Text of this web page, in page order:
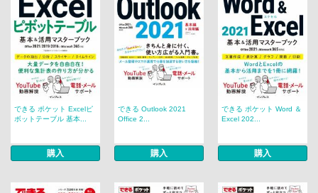
できる ポケット Excelピ
ボットテーブル 基本...
購入
できる Outlook 2021
Office 2...
購入
できる ポケット Word ＆
Excel 202...
購入